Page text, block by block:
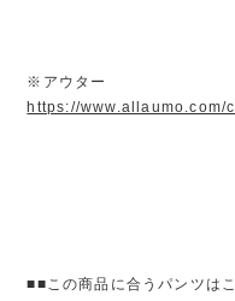
※アウター
https://www.allaumo.com/
■■この商品に合うパンツは